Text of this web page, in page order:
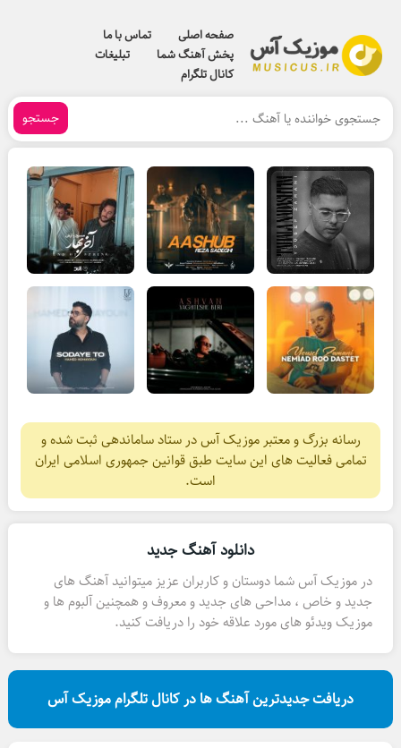
صفحه اصلی
تماس با ما
پخش آهنگ شما
تبلیغات
کانال تلگرام
جستجو
رسانه بزرگ و معتبر موزیک آس در ستاد ساماندهی ثبت شده و
تمامی فعالیت های این سایت طبق قوانین جمهوری اسلامی ایران
است.
دانلود آهنگ جدید
در موزیک آس شما دوستان و کاربران عزیز میتوانید آهنگ های
جدید و خاص ، مداحی های جدید و معروف و همچنین آلبوم ها و
موزیک ویدئو های مورد علاقه خود را دریافت کنید.
دریافت جدیدترین آهنگ ها در کانال تلگرام موزیک آس